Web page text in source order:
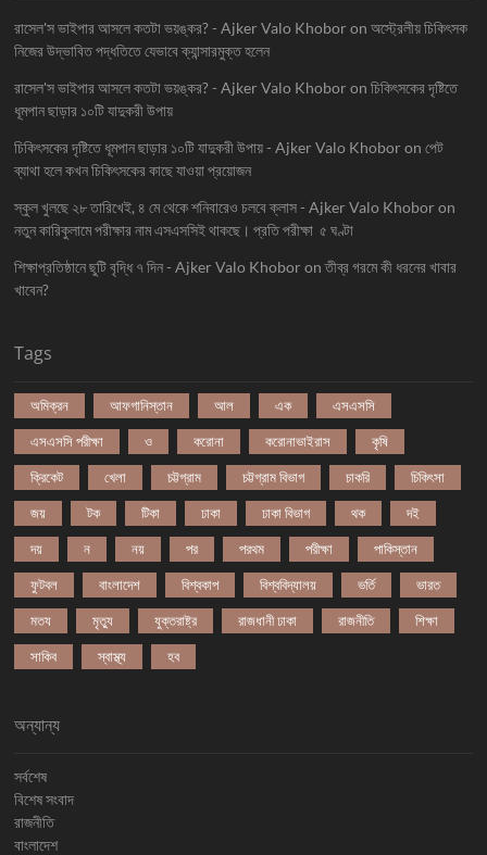
রাসেল'স ভাইপার আসলে কতটা ভয়ঙ্কর? - Ajker Valo Khobor onঅস্ট্রেলীয় চিকিৎসক
নিজের উদ্ভাবিত পদ্ধতিতে যেভাবে ক্যান্সারমুক্ত হলেন
রাসেল'স ভাইপার আসলে কতটা ভয়ঙ্কর? - Ajker Valo Khobor onচিকিৎসকের দৃষ্টিতে
ধূমপান ছাড়ার ১০টি যাদুকরী উপায়
চিকিৎসকের দৃষ্টিতে ধূমপান ছাড়ার ১০টি যাদুকরী উপায় - Ajker Valo Khobor onপেট
ব্যাথা হলে কখন চিকিৎসকের কাছে যাওয়া প্রয়োজন
স্কুল খুলছে ২৮ তারিখেই, ৪ মে থেকে শনিবারেও চলবে ক্লাস - Ajker Valo Khobor on
নতুন কারিকুলামে পরীক্ষার নাম এসএসসিই থাকছে। প্রতি পরীক্ষা ৫ ঘণ্টা
শিক্ষাপ্রতিষ্ঠানে ছুটি বৃদ্ধি ৭ দিন - Ajker Valo Khobor onতীব্র গরমে কী ধরনের খাবার
খাবেন?
Tags
অমিক্রন আফগানিস্তান আল এক এসএসসি
এসএসসি পরীক্ষা ও করোনা করোনাভাইরাস কৃষি
ক্রিকেট খেলা চট্টগ্রাম চট্টগ্রাম বিভাগ চাকরি চিকিৎসা
জয় টক টিকা ঢাকা ঢাকা বিভাগ থক দই
দয় ন নয় পর পরথম পরীক্ষা পাকিস্তান
ফুটবল বাংলাদেশ বিশ্বকাপ বিশ্ববিদ্যালয় ভর্তি ভারত
মতয মৃত্যু যুক্তরাষ্ট্র রাজধানী ঢাকা রাজনীতি শিক্ষা
সাকিব স্বাস্থ্য হব
অন্যান্য
সর্বশেষ
বিশেষ সংবাদ
রাজনীতি
বাংলাদেশ